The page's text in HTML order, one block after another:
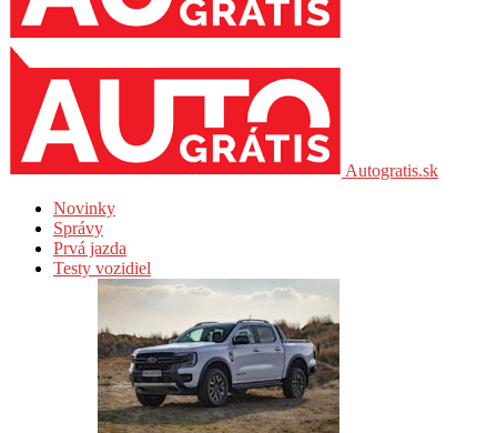
Autogratis.sk
Novinky
Správy
Prvá jazda
Testy vozidiel